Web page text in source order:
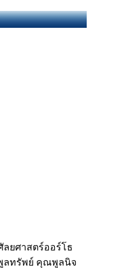
ยศาสตร์ออร์โธ
ลทรัพย์ คุณพูลนิจ